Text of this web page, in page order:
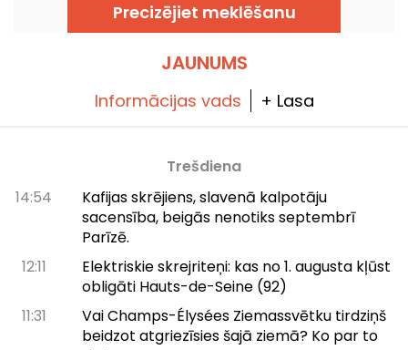
Precizējiet meklēšanu
JAUNUMS
Informācijas vads + Lasa
Trešdiena
14:54
Kafijas skrējiens, slavenā kalpotāju
sacensība, beigās nenotiks septembrī
Parīzē.
12:11
Elektriskie skrejriteņi: kas no 1. augusta kļūst
obligāti Hauts-de-Seine (92)
11:31
Vai Champs-Élysées Ziemassvētku tirdziņš
beidzot atgriezīsies šajā ziemā? Ko par to